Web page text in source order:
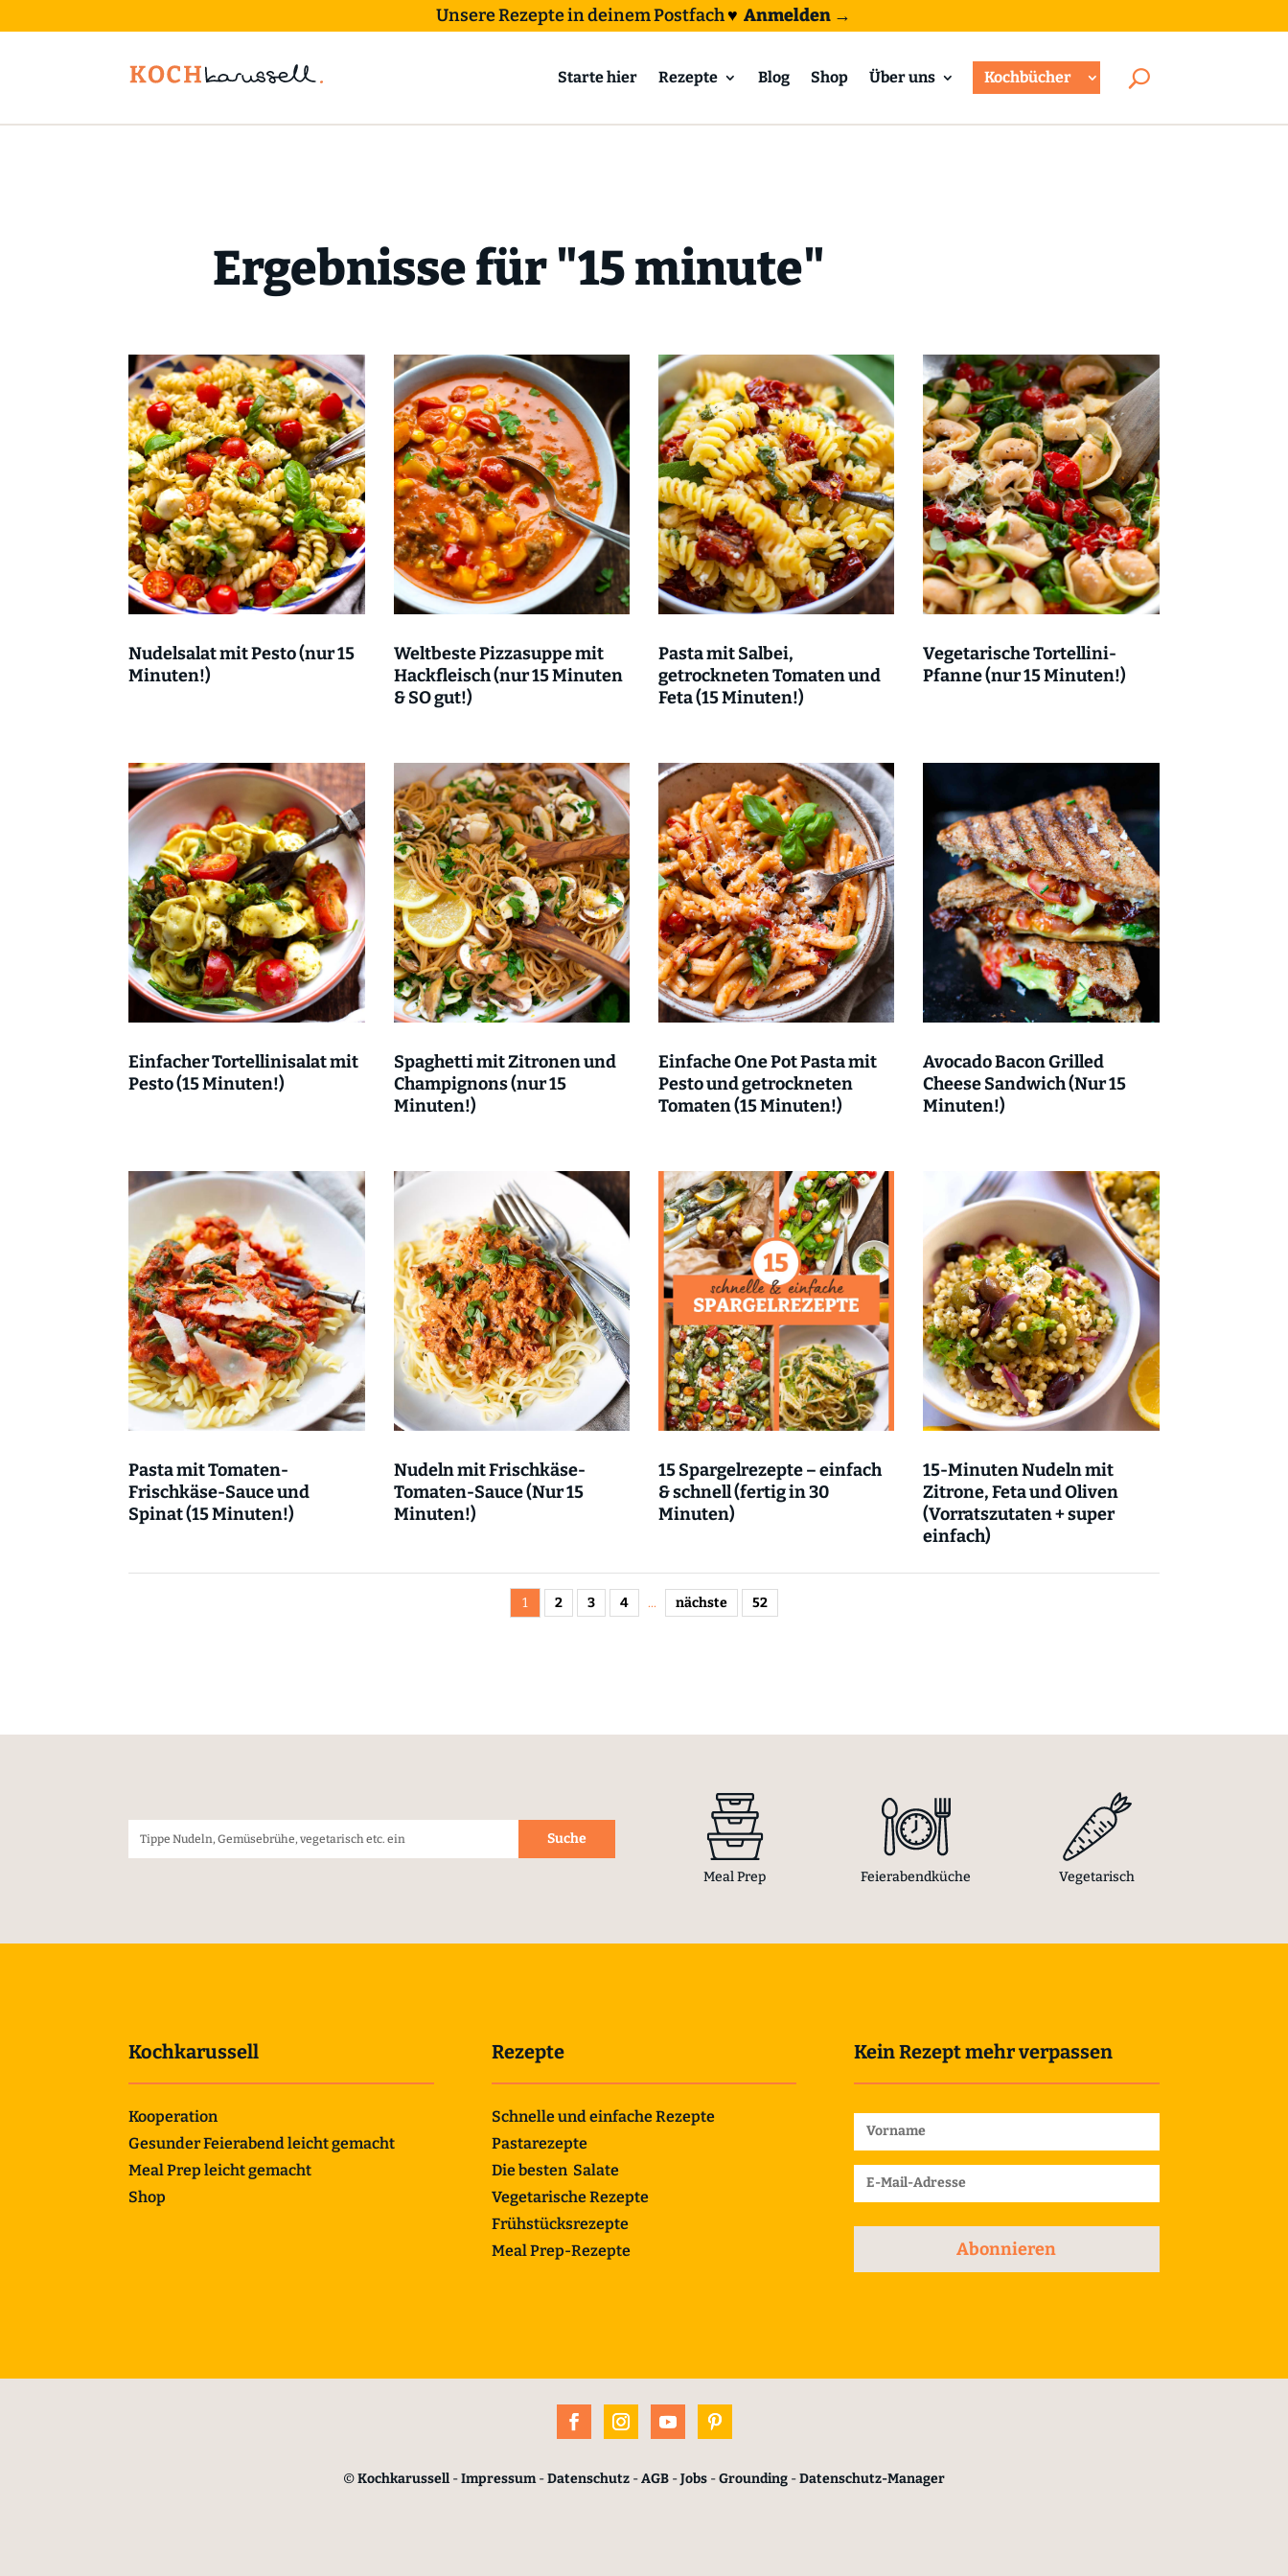
Unsere Rezepte in deinem Postfach♥ Anmelden →
Starte hier Rezepte Blog Shop Über uns Kochbücher
Ergebnisse für "15 minute"
Nudelsalat mit Pesto (nur 15
Minuten!)
Weltbeste Pizzasuppe mit
Hackfleisch (nur 15 Minuten
& SO gut!)
Pasta mit Salbei,
getrockneten Tomaten und
Feta (15 Minuten!)
Vegetarische Tortellini-
Pfanne (nur 15 Minuten!)
Einfacher Tortellinisalat mit
Pesto (15 Minuten!)
Spaghetti mit Zitronen und
Champignons (nur 15
Minuten!)
Einfache One Pot Pasta mit
Pesto und getrockneten
Tomaten (15 Minuten!)
Avocado Bacon Grilled
Cheese Sandwich (Nur 15
Minuten!)
Pasta mit Tomaten-
Frischkäse-Sauce und
Spinat (15 Minuten!)
Nudeln mit Frischkäse-
Tomaten-Sauce (Nur 15
Minuten!)
15 Spargelrezepte – einfach
& schnell (fertig in 30
Minuten)
15-Minuten Nudeln mit
Zitrone, Feta und Oliven
(Vorratszutaten + super
einfach)
1 2 3 4 ... nächste 52
Meal Prep Feierabendküche Vegetarisch
Kochkarussell
Kooperation
Gesunder Feierabend leicht gemacht
Meal Prep leicht gemacht
Shop
Rezepte
Schnelle und einfache Rezepte
Pastarezepte
Die besten Salate
Vegetarische Rezepte
Frühstücksrezepte
Meal Prep-Rezepte
Kein Rezept mehr verpassen
Abonnieren
©Kochkarussell -Impressum-Datenschutz -AGB -Jobs -Grounding -Datenschutz-Manager